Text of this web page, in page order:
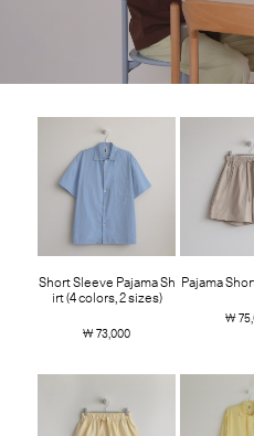
Short Sleeve Pajama Sh
irt (4 colors, 2 sizes)
￦ 73,000
Pajama
￦